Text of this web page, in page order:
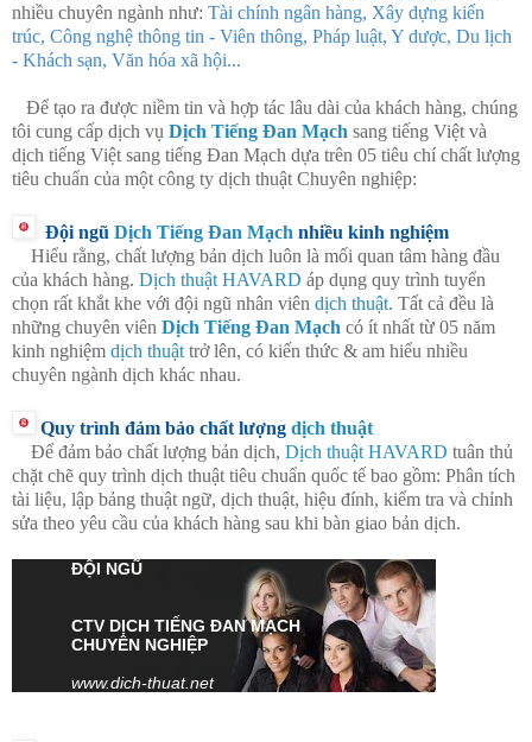
nhiều chuyên ngành như: Tài chính ngân hàng, Xây dựng kiến
trúc, Công nghệ thông tin - Viên thông, Pháp luật, Y dược, Du lịch
- Khách sạn, Văn hóa xã hội...
Để tạo ra được niềm tin và hợp tác lâu dài của khách hàng, chúng
tôi cung cấp dịch vụ Dịch Tiếng Đan Mạch sang tiếng Việt và
dịch tiếng Việt sang tiếng Đan Mạch dựa trên 05 tiêu chí chất lượng
tiêu chuẩn của một công ty dịch thuật Chuyên nghiệp:
Đội ngũ Dịch Tiếng Đan Mạch nhiều kinh nghiệm
Hiểu rằng, chất lượng bản dịch luôn là mối quan tâm hàng đầu
của khách hàng. Dịch thuật HAVARD áp dụng quy trình tuyển
chọn rất khắt khe với đội ngũ nhân viên dịch thuật. Tất cả đều là
những chuyên viên Dịch Tiếng Đan Mạch có ít nhất từ 05 năm
kinh nghiệm dịch thuật trở lên, có kiến thức & am hiểu nhiều
chuyên ngành dịch khác nhau.
Quy trình đảm bảo chất lượng dịch thuật
Để đảm bảo chất lượng bản dịch, Dịch thuật HAVARD tuân thủ
chặt chẽ quy trình dịch thuật tiêu chuẩn quốc tế bao gồm: Phân tích
tài liệu, lập bảng thuật ngữ, dịch thuật, hiệu đính, kiểm tra và chỉnh
sửa theo yêu cầu của khách hàng sau khi bàn giao bản dịch.
ĐỘI NGŨ
CTV DỊCH TIẾNG ĐAN MẠCH
CHUYÊN NGHIỆP
www.dich-thuat.net